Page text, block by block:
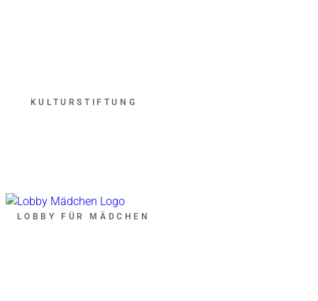
KULTURSTIFTUNG
LOBBY FÜR MÄDCHEN